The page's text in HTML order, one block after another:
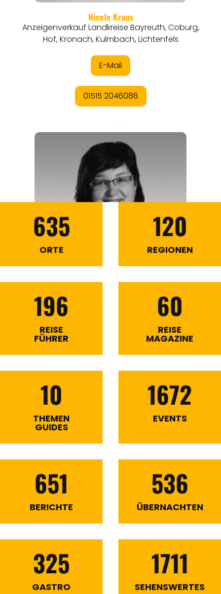
635
ORTE
120
REGIONEN
196
REISE
FÜHRER
60
REISE
MAGAZINE
10
THEMEN
GUIDES
1672
EVENTS
651
BERICHTE
536
ÜBERNACHTEN
325
GASTRO
1711
SEHENSWERTES